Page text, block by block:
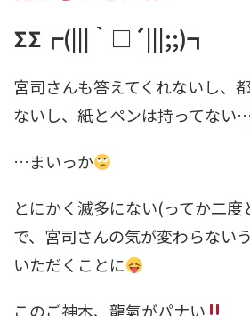
ΣΣ┏(|||｀□´|||;;)┓
宮司さんも答えてくれないし、
ないし、紙とペンは持ってない…
…まいっか
とにかく滅多にない(ってか二度
で、宮司さんの気が変わらない
いただくことに
このご神木、龍氣がパナい